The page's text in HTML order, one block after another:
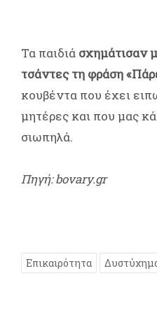
Τα παιδιά σχημάτισαν
τσάντες τη φράση
κουβέντα που έχει
μητέρες και που μας
σιωπηλά.
Πηγή: bovary.gr
Επικαιρότητα